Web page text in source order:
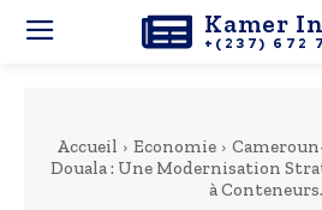
Kamer
+(237) 672
Accueil Economie
Douala : Une Modernisation
à